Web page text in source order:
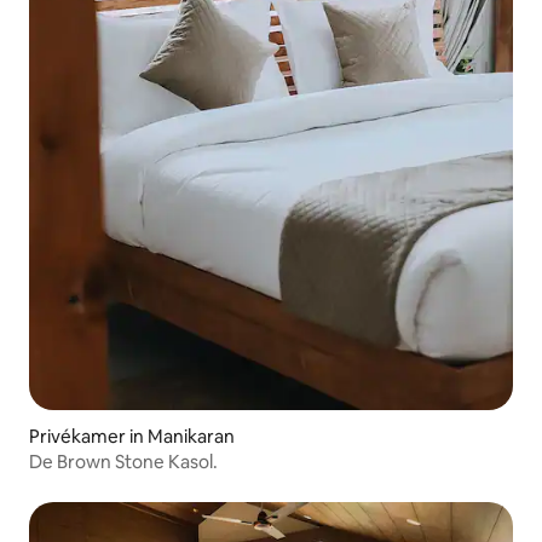
Privékamer in Manikaran
De Brown Stone Kasol.